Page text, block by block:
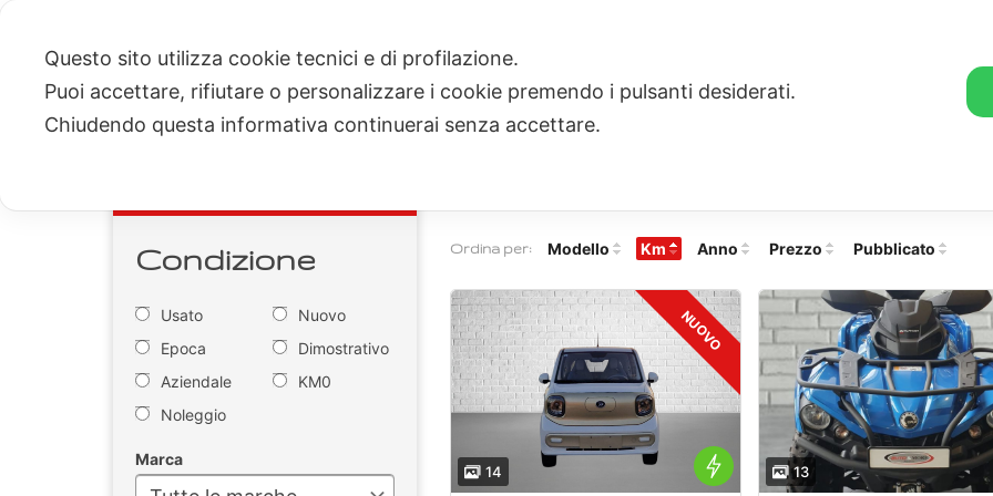
contenuto
HOME SERVIZI OCCASIONI / NUOVO OFFICINA e CARROZZERIA
Ordina per: Modello Km Anno Prezzo Pubblicato
NUOVO
NUOVO
14 13
Condizione
Usato
Nuovo
Epoca
Dimostrativo
Aziendale
KM0
Noleggio
Marca
Questo sito utilizza cookie tecnici e di profilazione.
Puoi accettare, rifiutare o personalizzare i cookie premendo i pulsanti desiderati.
Chiudendo questa informativa continuerai senza accettare.